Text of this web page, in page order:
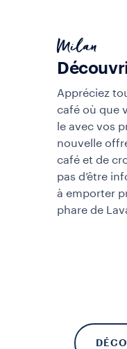
Milan
Appréciez
café où que
le avec vos
nouvelle
café et de
pas d’être
à emporter
phare de